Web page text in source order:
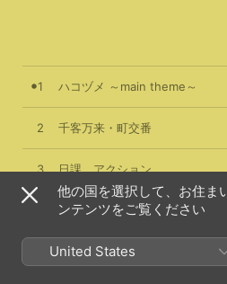
1 ハコヅメ ～main theme～
2 千客万来・町交番
3 日課、アクション
サテライト再生
寝待ち月ジプシー
他の国を選択して、お住ま
ンテンツをご覧ください
United States